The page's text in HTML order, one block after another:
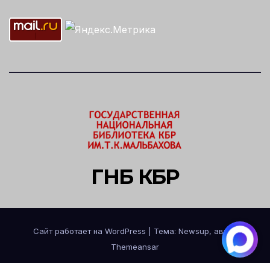
ГНБ КБР
Сайт работает на WordPress
Тема: Newsup, автор
Themeansar